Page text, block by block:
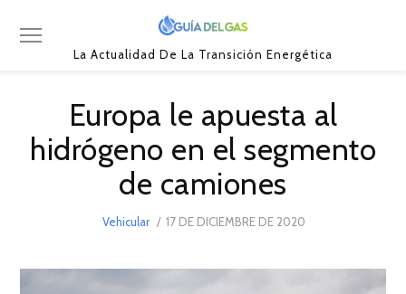
La Actualidad De La Transición Energética
Europa le apuesta al
hidrógeno en el segmento
de camiones
Vehicular
POSTED
17 DE DICIEMBRE DE 2020